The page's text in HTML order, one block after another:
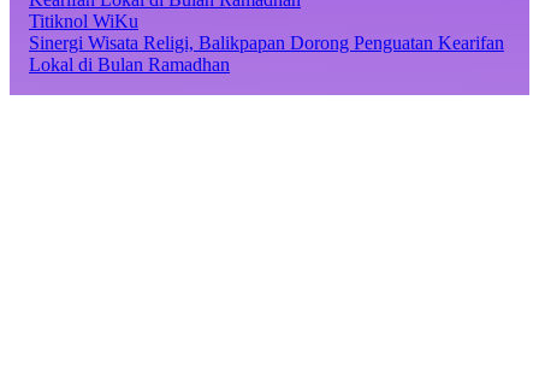
Titiknol WiKu
Sinergi Wisata Religi, Balikpapan Dorong Penguatan Kearifan
Lokal di Bulan Ramadhan